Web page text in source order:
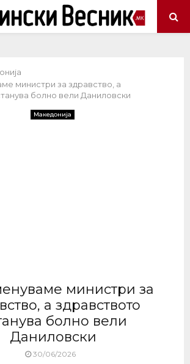
министри за здравство, а
болно вели Даниловски
Македонија
министри за
а здравството
болно вели
Даниловски
30/06/2026